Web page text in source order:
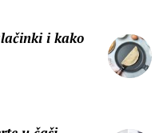
i kako